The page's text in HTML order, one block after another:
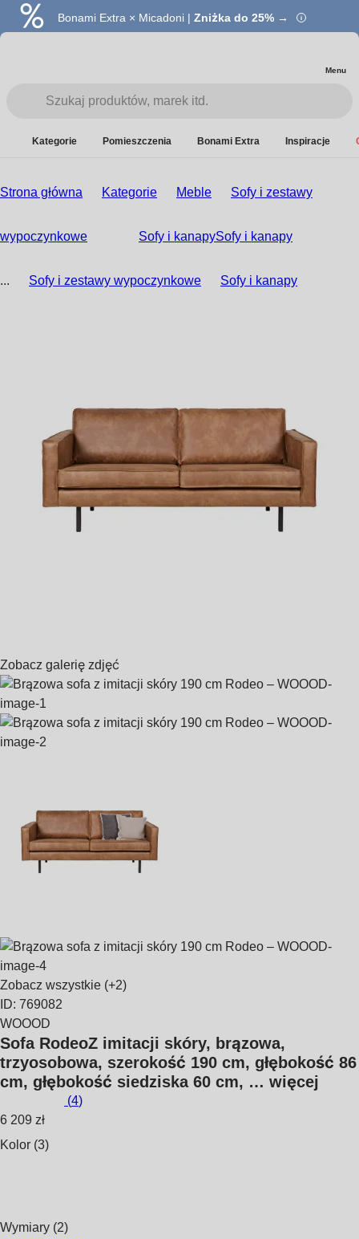
Bonami Extra × Micadoni | Zniżka do 25% →
Menu
Kategorie Pomieszczenia Bonami Extra Inspiracje
Strona główna Kategorie Meble Sofy i zestawy
wypoczynkowe Sofy i kanapySofy i kanapy
... Sofy i zestawy wypoczynkowe Sofy i kanapy
Zobacz galerię zdjęć
Zobacz wszystkie (+2)
ID: 769082
WOOOD
Sofa RodeoZ imitacji skóry, brązowa,
trzyosobowa, szerokość 190 cm, głębokość 86
cm, głębokość siedziska 60 cm, … więcej
(4)
6 209 zł
Kolor (3)
Wymiary (2)